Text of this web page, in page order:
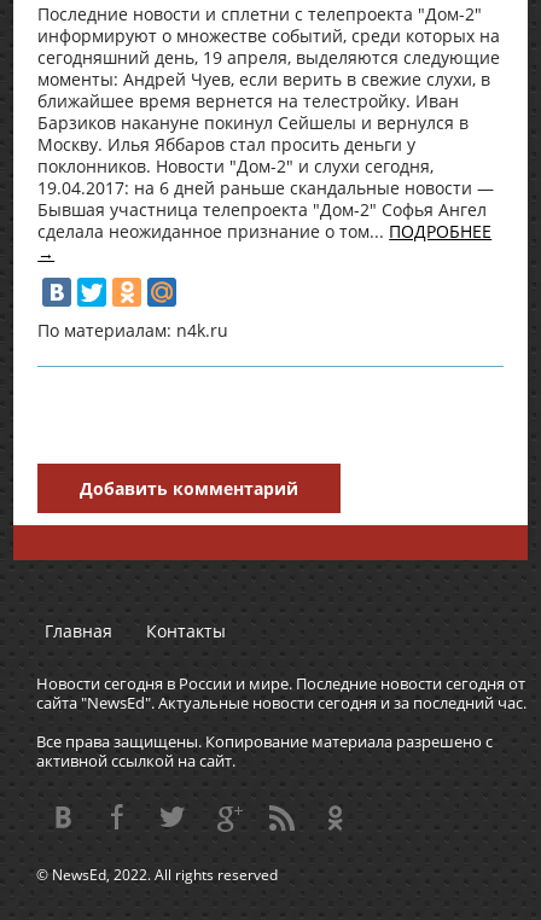
Последние новости и сплетни с телепроекта "Дом-2"
информируют о множестве событий, среди которых на
сегодняшний день, 19 апреля, выделяются следующие
моменты: Андрей Чуев, если верить в свежие слухи, в
ближайшее время вернется на телестройку. Иван
Барзиков накануне покинул Сейшелы и вернулся в
Москву. Илья Яббаров стал просить деньги у
поклонников. Новости "Дом-2" и слухи сегодня,
19.04.2017: на 6 дней раньше скандальные новости —
Бывшая участница телепроекта "Дом-2" Софья Ангел
сделала неожиданное признание о том... ПОДРОБНЕЕ
→
По материалам: n4k.ru
Добавить комментарий
Главная Контакты
Новости сегодня в России и мире. Последние новости сегодня от
сайта "NewsEd". Актуальные новости сегодня и за последний час.
Все права защищены. Копирование материала разрешено с
активной ссылкой на сайт.
© NewsEd, 2022. All rights reserved